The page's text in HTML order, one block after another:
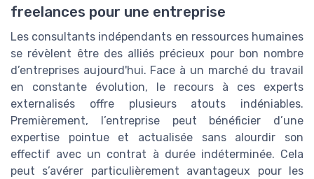
freelances pour une entreprise
Les consultants indépendants en ressources humaines
se révèlent être des alliés précieux pour bon nombre
d’entreprises aujourd'hui. Face à un marché du travail
en constante évolution, le recours à ces experts
externalisés offre plusieurs atouts indéniables.
Premièrement, l’entreprise peut bénéficier d’une
expertise pointue et actualisée sans alourdir son
effectif avec un contrat à durée indéterminée. Cela
peut s’avérer particulièrement avantageux pour les